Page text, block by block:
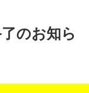
のお知ら